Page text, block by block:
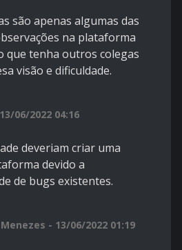
são apenas algumas das
na plataforma
que tenha outros colegas
visão e dificuldade.
06/2022 04:16
deveriam criar uma
devido a
de bugs existentes.
- 13/06/2022 01:19